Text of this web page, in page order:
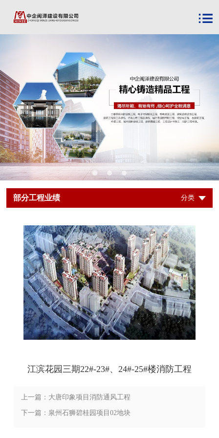
部分工程业绩 分类
江滨花园三期22#-23#、24#-25#楼消防工程
上一篇：大唐印象项目消防通风工程
下一篇：泉州石狮碧桂园项目02地块